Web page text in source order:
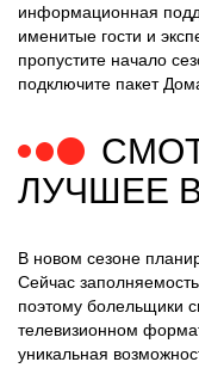
информационная
именитые гости и
пропустите начало
подключите пакет
ЛУЧШЕЕ
В новом сезоне
Сейчас
поэтому болельщики
телевизионном
уникальная